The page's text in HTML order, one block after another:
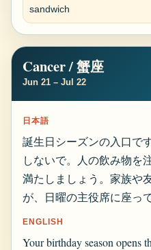
sandwich
Cancer / 蟹座
Jun 21 – Jul 22
日本語
誕生日シーズンの入口で
しないで。人の飲み物を
満たしましょう。家族や
が、日曜の主役席に座っ
ENGLISH
Your birthday season opens